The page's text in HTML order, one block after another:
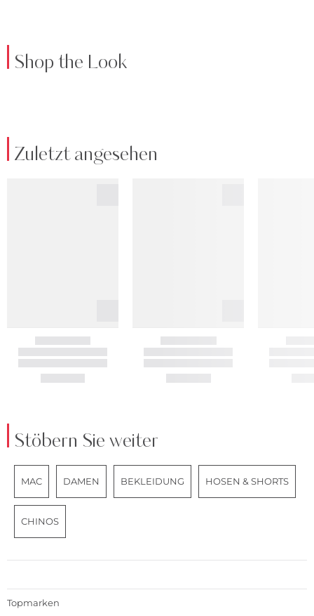
Shop the Look
Zuletzt angesehen
Stöbern Sie weiter
MAC DAMEN BEKLEIDUNG HOSEN & SHORTS
CHINOS
Topmarken